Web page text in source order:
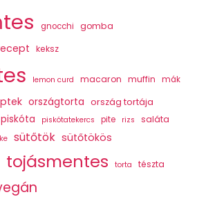
gnocchi gomba
keksz
lemon curd macaron muffin mák
országtorta ország tortája
piskóta piskótatekercs pite rizs saláta
sütőtök sütőtökös
tojásmentes torta tészta